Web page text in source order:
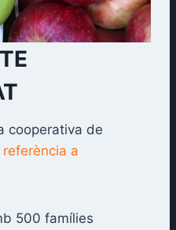
cooperativa de
a
500 famílies